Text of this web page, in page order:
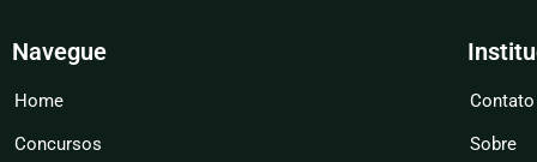
Navegue
Home
Concursos
Contato
Sobre